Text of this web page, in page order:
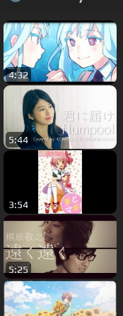
4:32
5:44
3:54
5:25